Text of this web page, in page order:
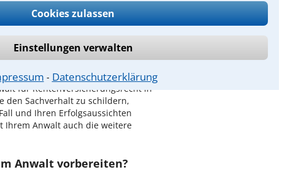
Cookies zulassen
Einstellungen verwalten
⁃ Datenschutzerklärung
es, über unser Kontaktformular
es gleich aus.
in Naumburg
für Rentenversicherungsrecht in
den Sachverhalt zu schildern,
und Ihren Erfolgsaussichten
Ihrem Anwalt auch die weitere
Anwalt vorbereiten?